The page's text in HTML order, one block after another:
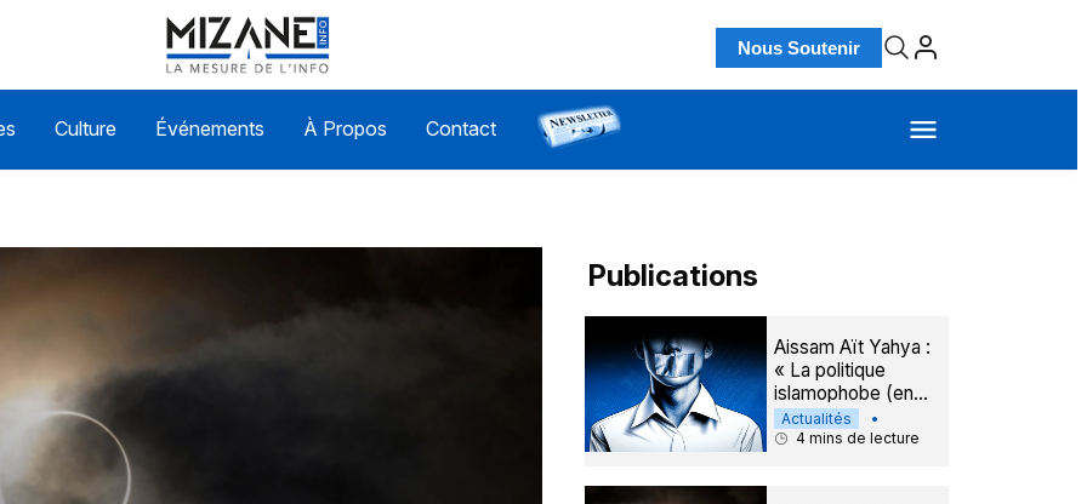
Nous Soutenir
Culture Événements À Propos Contact
Actualités
Publications
Aissam Aït Yahya :
« La politique
islamophobe (en
France) va bientôt
arriver à sa limite »
Actualités
•
4 mins de lecture